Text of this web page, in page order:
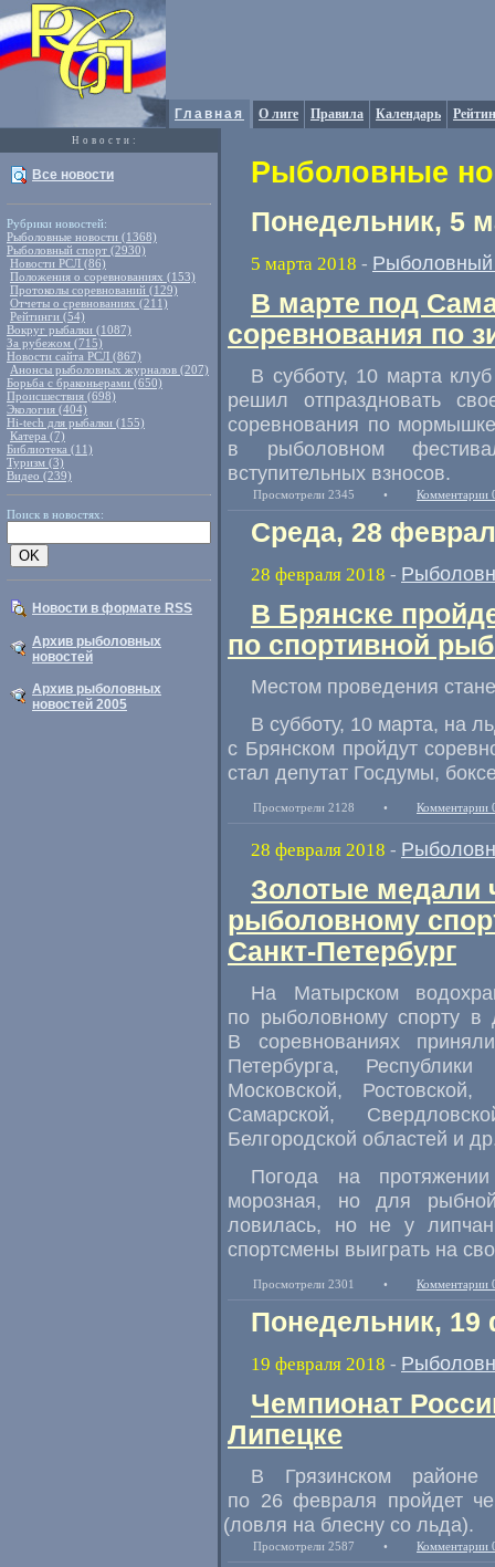
Главная О лиге Правила Календарь
Новости:
Все новости
Рубрики новостей:
Рыболовные новости (1368)
Рыболовный спорт (2930)
Новости РСЛ (86)
Положения о соревнованиях (153)
Протоколы соревнований (129)
Отчеты о сревнованиях (211)
Рейтинги (54)
Вокруг рыбалки (1087)
За рубежом (715)
Новости сайта РСЛ (867)
Анонсы рыболовных журналов (207)
Борьба с браконьерами (650)
Происшествия (698)
Экология (404)
Hi-tech для рыбалки (155)
Катера (7)
Библиотека (11)
Туризм (3)
Видео (239)
Поиск в новостях:
Новости в формате RSS
Архив рыболовных
новостей
Архив рыболовных
новостей 2005
Рыболовные
Понедельник, 5
5 марта 2018 - Рыболовный
В марте под
соревнования по
В субботу, 10 марта
решил отпраздновать
соревнования по
в рыболовном
вступительных взносов.
Просмотрели 2345 • Комментарии
Среда, 28
28 февраля 2018 -
В Брянcке
по спортивной
Местом проведения
В субботу, 10 марта, на
с Брянском пройдут
стал депутат Госдумы,
Просмотрели 2128 • Комментарии
28 февраля 2018 -
Золотые медали
рыболовному
Санкт-Петербург
На Матырском
по рыболовному спорту в
В соревнованиях
Петербурга,
Республики
Московской, Ростовской,
Самарской,
Белгородской областей и
Погода на
морозная,
но для
ловилась,
но не у
спортсмены выиграть на
Просмотрели 2301 • Комментарии
Понедельник, 19
19 февраля 2018 -
Чемпионат
Липецке
В Грязинском
по 26 февраля пройдет
(ловля на блесну со льда).
Просмотрели 2587 • Комментарии